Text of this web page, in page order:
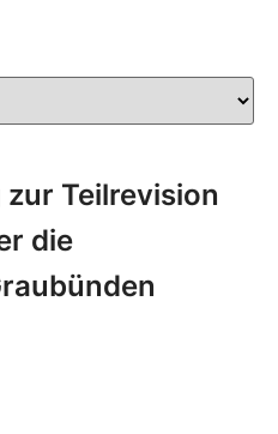
Teilrevision
die